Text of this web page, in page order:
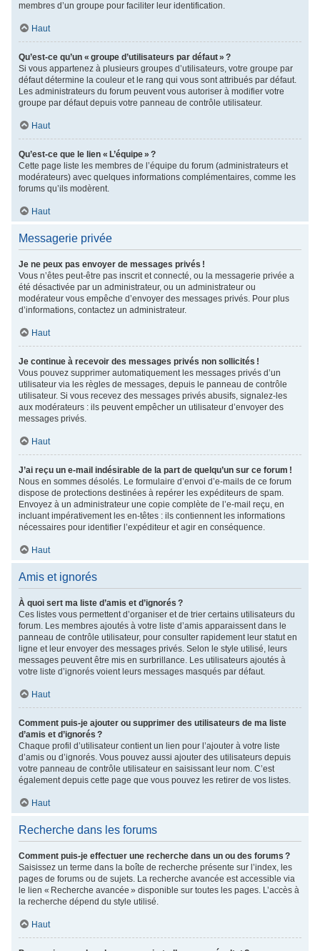
membres d’un groupe pour faciliter leur identification.
Haut
Qu’est-ce qu’un « groupe d’utilisateurs par défaut » ?
Si vous appartenez à plusieurs groupes d’utilisateurs, votre groupe par
défaut détermine la couleur et le rang qui vous sont attribués par défaut.
Les administrateurs du forum peuvent vous autoriser à modifier votre
groupe par défaut depuis votre panneau de contrôle utilisateur.
Haut
Qu’est-ce que le lien « L’équipe » ?
Cette page liste les membres de l’équipe du forum (administrateurs et
modérateurs) avec quelques informations complémentaires, comme les
forums qu’ils modèrent.
Haut
Messagerie privée
Je ne peux pas envoyer de messages privés !
Vous n’êtes peut-être pas inscrit et connecté, ou la messagerie privée a
été désactivée par un administrateur, ou un administrateur ou
modérateur vous empêche d’envoyer des messages privés. Pour plus
d’informations, contactez un administrateur.
Haut
Je continue à recevoir des messages privés non sollicités !
Vous pouvez supprimer automatiquement les messages privés d’un
utilisateur via les règles de messages, depuis le panneau de contrôle
utilisateur. Si vous recevez des messages privés abusifs, signalez-les
aux modérateurs : ils peuvent empêcher un utilisateur d’envoyer des
messages privés.
Haut
J’ai reçu un e-mail indésirable de la part de quelqu’un sur ce forum !
Nous en sommes désolés. Le formulaire d’envoi d’e-mails de ce forum
dispose de protections destinées à repérer les expéditeurs de spam.
Envoyez à un administrateur une copie complète de l’e-mail reçu, en
incluant impérativement les en-têtes : ils contiennent les informations
nécessaires pour identifier l’expéditeur et agir en conséquence.
Haut
Amis et ignorés
À quoi sert ma liste d’amis et d’ignorés ?
Ces listes vous permettent d’organiser et de trier certains utilisateurs du
forum. Les membres ajoutés à votre liste d’amis apparaissent dans le
panneau de contrôle utilisateur, pour consulter rapidement leur statut en
ligne et leur envoyer des messages privés. Selon le style utilisé, leurs
messages peuvent être mis en surbrillance. Les utilisateurs ajoutés à
votre liste d’ignorés voient leurs messages masqués par défaut.
Haut
Comment puis-je ajouter ou supprimer des utilisateurs de ma liste
d’amis et d’ignorés ?
Chaque profil d’utilisateur contient un lien pour l’ajouter à votre liste
d’amis ou d’ignorés. Vous pouvez aussi ajouter des utilisateurs depuis
votre panneau de contrôle utilisateur en saisissant leur nom. C’est
également depuis cette page que vous pouvez les retirer de vos listes.
Haut
Recherche dans les forums
Comment puis-je effectuer une recherche dans un ou des forums ?
Saisissez un terme dans la boîte de recherche présente sur l’index, les
pages de forums ou de sujets. La recherche avancée est accessible via
le lien « Recherche avancée » disponible sur toutes les pages. L’accès à
la recherche dépend du style utilisé.
Haut